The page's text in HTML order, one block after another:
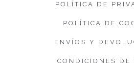
POLÍTICA DE
POLÍTICA DE
ENVÍOS Y
CONDICIONES DE